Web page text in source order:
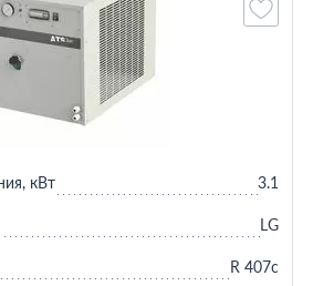
кВт 3.1
LG
R 407c